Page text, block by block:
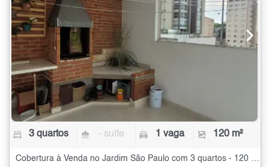
3 quartos - suíte 1 vaga 120 m²